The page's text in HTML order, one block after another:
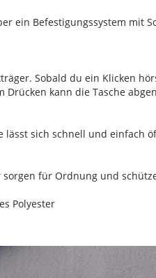
ein Befestigungssystem mit
Sobald du ein Klicken
kann die Tasche
lässt sich schnell und einfach
für Ordnung und
Polyester